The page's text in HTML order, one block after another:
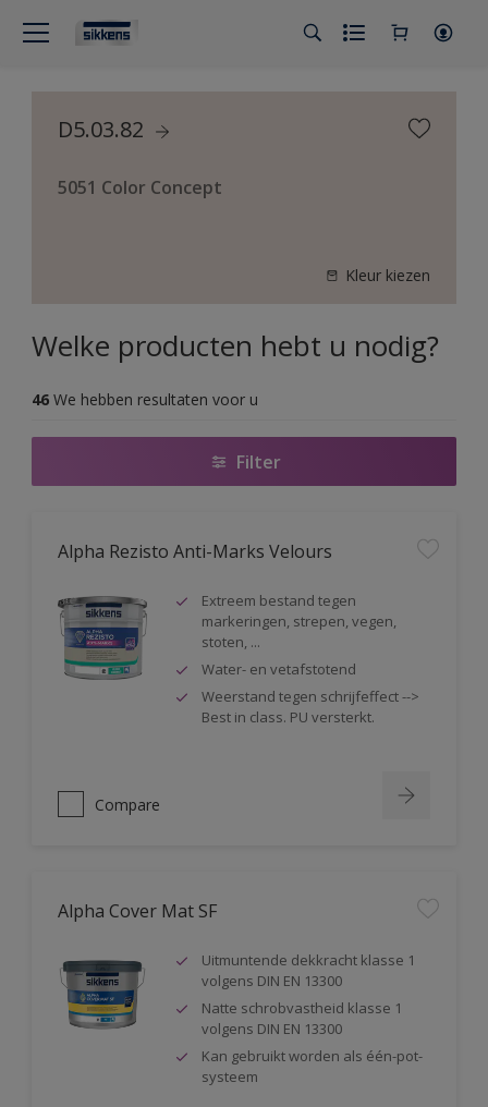
D5.03.82
5051 Color Concept
Kleur kiezen
Welke producten hebt u nodig?
46 We hebben resultaten voor u
Filter
Alpha Rezisto Anti-Marks Velours
Extreem bestand tegen
markeringen, strepen, vegen,
stoten, ...
Water- en vetafstotend
Weerstand tegen schrijfeffect -->
Best in class. PU versterkt.
Compare
Alpha Cover Mat SF
Uitmuntende dekkracht klasse 1
volgens DIN EN 13300
Natte schrobvastheid klasse 1
volgens DIN EN 13300
Kan gebruikt worden als één-pot-
systeem